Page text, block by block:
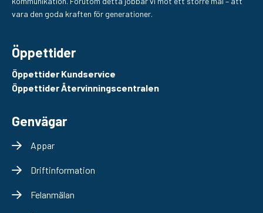
vara den goda kraften för generationer.
Öppettider
Öppettider Kundservice
Öppettider Återvinningscentralen
Genvägar
Appar
Driftinformation
Felanmälan